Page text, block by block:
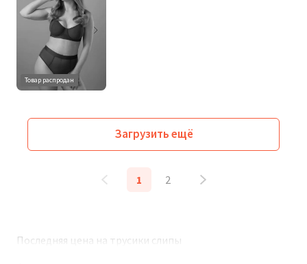
Товар распродан
Загрузить ещё
1 2
Последняя цена на трусики слипы